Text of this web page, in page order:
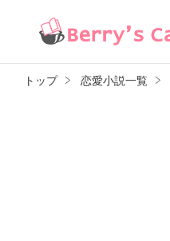
トップ 恋愛小説一覧